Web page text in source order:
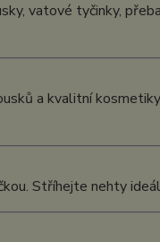
vatové tyčinky,
a kvalitní
Stříhejte nehty